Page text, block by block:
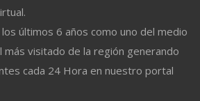
últimos 6 años como uno del medio
más visitado de la región generando
cada 24 Hora en nuestro portal